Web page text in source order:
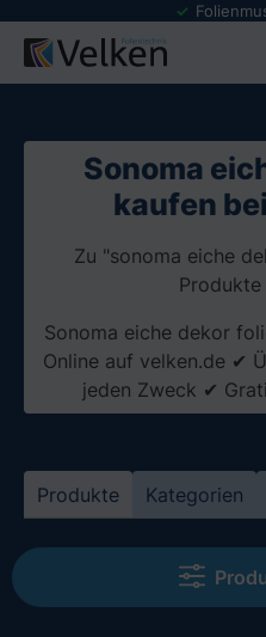
springen
Sonoma
kaufen
Zu "sonoma eiche
Sonoma eiche dekor
Online auf velken.de ✔
jeden Zweck ✔
Produkte Kategorien